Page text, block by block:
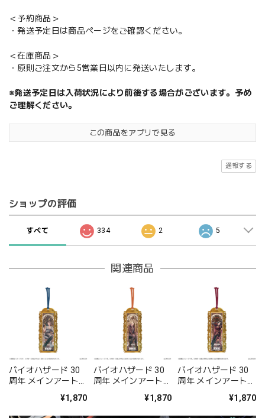
＜予約商品＞
・発送予定日は商品ページをご確認ください。
＜在庫商品＞
・原則ご注文から5営業日以内に発送いたします。
※発送予定日は入荷状況により前後する場合がございます。予め
ご理解ください。
この商品をアプリで見る
通報する
ショップの評価
すべて 334 2 5
関連商品
バイオハザード 30
周年 メインアートメ
¥1,870
バイオハザード 30
周年 メインアートメ
¥1,870
バイオハザード 30
周年 メインアートメ
¥1,870